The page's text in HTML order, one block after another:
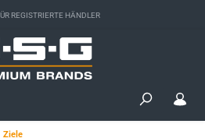
REGISTRIERTE HÄNDLER
Ziele